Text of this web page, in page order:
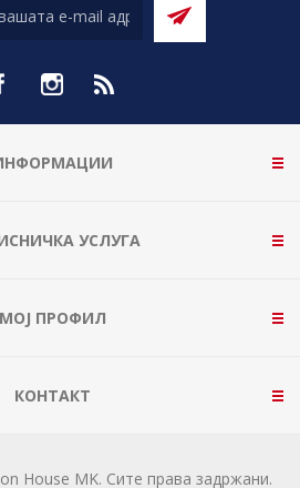
УСЛУГА
МОЈ ПРОФИЛ
КОНТАКТ
House MK. Сите права задржани.